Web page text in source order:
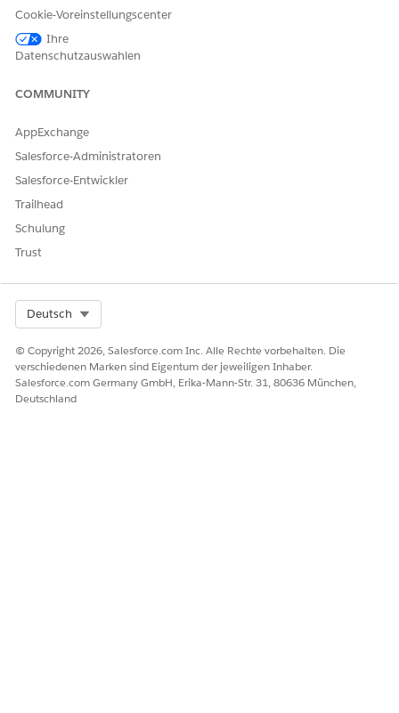
Team weiter. Sie können einen Flow in Flow Builder erstellen, um
Logik wie Manager-Genehmigungen oder die
Abwicklung einzuschließen.
oder Abwicklung. Verwenden Sie Flow Builder, um
Flows mit Konnektoren zu erstellen, die definieren,
Cookie-Voreinstellungscenter
Ihre
Datenschutzauswahlen
COMMUNITY
AppExchange
Salesforce-Administratoren
Salesforce-Entwickler
Trailhead
Schulung
Trust
Deutsch
© Copyright 2026, Salesforce.com Inc. Alle Rechte vorbehalten. Die
verschiedenen Marken sind Eigentum der jeweiligen Inhaber.
Salesforce.com Germany GmbH, Erika-Mann-Str. 31, 80636 München,
Deutschland